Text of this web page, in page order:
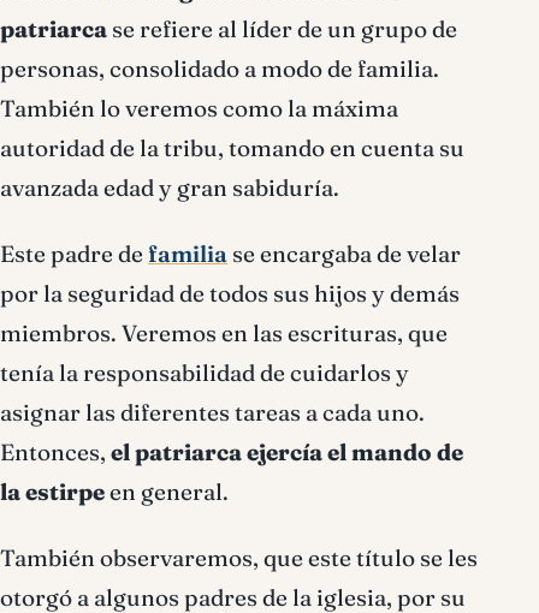
patriarca se refiere al líder de un grupo de
personas, consolidado a modo de familia.
También lo veremos como la máxima
autoridad de la tribu, tomando en cuenta su
avanzada edad y gran sabiduría.
Este padre de familia se encargaba de velar
por la seguridad de todos sus hijos y demás
miembros. Veremos en las escrituras, que
tenía la responsabilidad de cuidarlos y
asignar las diferentes tareas a cada uno.
Entonces, el patriarca ejercía el mando de
la estirpeen general.
También observaremos, que este título se les
otorgó a algunos padres de la iglesia, por su